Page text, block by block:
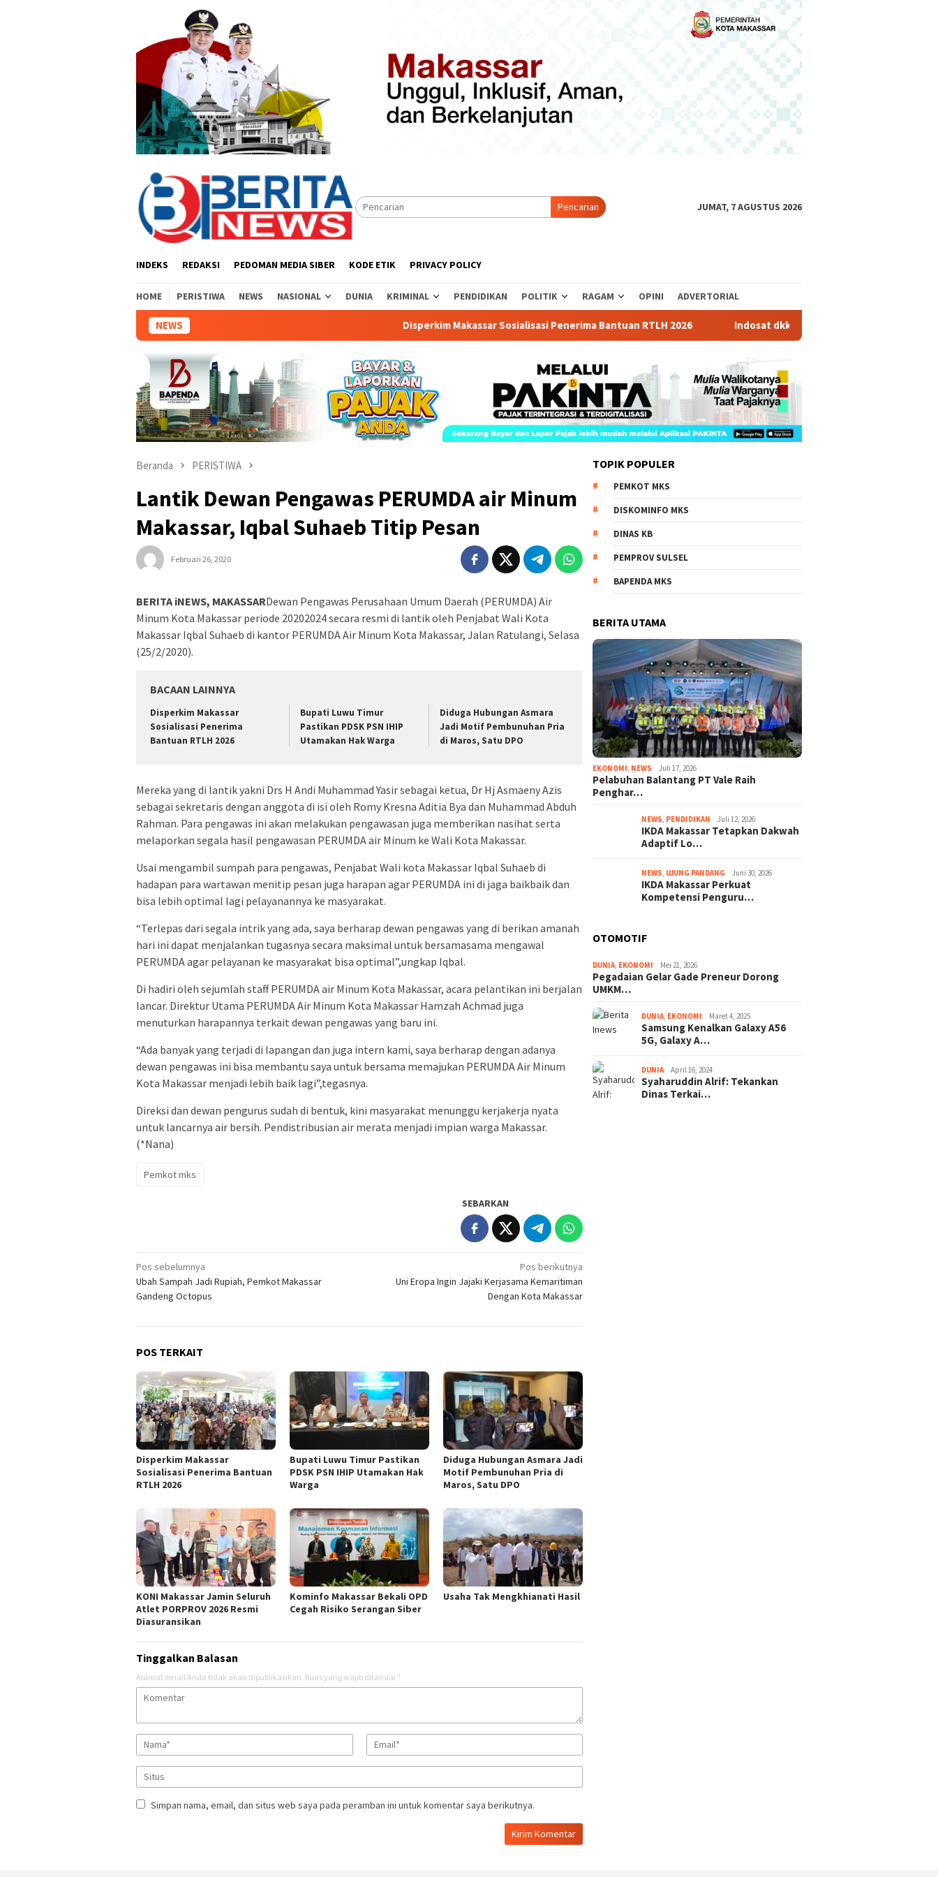
Pencarian JUMAT, 7 AGUSTUS 2026
INDEKS REDAKSI PEDOMAN MEDIA SIBER KODE ETIK PRIVACY POLICY
HOME PERISTIWA NEWS NASIONAL DUNIA KRIMINAL PENDIDIKAN POLITIK RAGAM OPINI ADVERTORIAL
NEWS Disperkim Makassar Sosialisasi Penerima Bantuan RTLH 2026 Indosat dkk Luncurkan Zankore, Hub AI Terbesar
Beranda PERISTIWA
Lantik Dewan Pengawas PERUMDA air Minum
Makassar, Iqbal Suhaeb Titip Pesan
Februari 26, 2020
BERITA iNEWS, MAKASSARDewan Pengawas Perusahaan Umum Daerah (PERUMDA) Air
Minum Kota Makassar periode 20202024 secara resmi di lantik oleh Penjabat Wali Kota
Makassar Iqbal Suhaeb di kantor PERUMDA Air Minum Kota Makassar, Jalan Ratulangi, Selasa
(25/2/2020).
BACAAN LAINNYA
Disperkim Makassar
Sosialisasi Penerima
Bantuan RTLH 2026
Bupati Luwu Timur
Pastikan PDSK PSN IHIP
Utamakan Hak Warga
Diduga Hubungan Asmara
Jadi Motif Pembunuhan Pria
di Maros, Satu DPO
Mereka yang di lantik yakni Drs H Andi Muhammad Yasir sebagai ketua, Dr Hj Asmaeny Azis
sebagai sekretaris dengan anggota di isi oleh Romy Kresna Aditia Bya dan Muhammad Abduh
Rahman. Para pengawas ini akan melakukan pengawasan juga memberikan nasihat serta
melaporkan segala hasil pengawasan PERUMDA air Minum ke Wali Kota Makassar.
Usai mengambil sumpah para pengawas, Penjabat Wali kota Makassar Iqbal Suhaeb di
hadapan para wartawan menitip pesan juga harapan agar PERUMDA ini di jaga baikbaik dan
bisa lebih optimal lagi pelayanannya ke masyarakat.
“Terlepas dari segala intrik yang ada, saya berharap dewan pengawas yang di berikan amanah
hari ini dapat menjalankan tugasnya secara maksimal untuk bersamasama mengawal
PERUMDA agar pelayanan ke masyarakat bisa optimal”,ungkap Iqbal.
Di hadiri oleh sejumlah staff PERUMDA air Minum Kota Makassar, acara pelantikan ini berjalan
lancar. Direktur Utama PERUMDA Air Minum Kota Makassar Hamzah Achmad juga
menuturkan harapannya terkait dewan pengawas yang baru ini.
“Ada banyak yang terjadi di lapangan dan juga intern kami, saya berharap dengan adanya
dewan pengawas ini bisa membantu saya untuk bersama memajukan PERUMDA Air Minum
Kota Makassar menjadi lebih baik lagi”,tegasnya.
Direksi dan dewan pengurus sudah di bentuk, kini masyarakat menunggu kerjakerja nyata
untuk lancarnya air bersih. Pendistribusian air merata menjadi impian warga Makassar.
(*Nana)
Pemkot mks
SEBARKAN
Navigasi
pos
Pos sebelumnya
Ubah Sampah Jadi Rupiah, Pemkot Makassar
Gandeng Octopus
Pos berikutnya
Uni Eropa Ingin Jajaki Kerjasama Kemaritiman
Dengan Kota Makassar
POS TERKAIT
Disperkim Makassar
Sosialisasi Penerima Bantuan
RTLH 2026
Bupati Luwu Timur Pastikan
PDSK PSN IHIP Utamakan Hak
Warga
Diduga Hubungan Asmara Jadi
Motif Pembunuhan Pria di
Maros, Satu DPO
KONI Makassar Jamin Seluruh
Atlet PORPROV 2026 Resmi
Diasuransikan
Kominfo Makassar Bekali OPD
Cegah Risiko Serangan Siber
Usaha Tak Mengkhianati Hasil
Tinggalkan Balasan
Alamat email Anda tidak akan dipublikasikan. Ruas yang wajib ditandai *
Simpan nama, email, dan situs web saya pada peramban ini untuk komentar saya berikutnya.
TOPIK POPULER
PEMKOT MKS
DISKOMINFO MKS
DINAS KB
PEMPROV SULSEL
BAPENDA MKS
BERITA UTAMA
EKONOMI, NEWS Juli 17, 2026
Pelabuhan Balantang PT Vale Raih
Penghar…
NEWS, PENDIDIKAN Juli 12, 2026
IKDA Makassar Tetapkan Dakwah
Adaptif Lo…
NEWS, UJUNG PANDANG Juni 30, 2026
IKDA Makassar Perkuat
Kompetensi Penguru…
OTOMOTIF
DUNIA, EKONOMI Mei 21, 2026
Pegadaian Gelar Gade Preneur Dorong
UMKM…
DUNIA, EKONOMI Maret 4, 2025
Samsung Kenalkan Galaxy A56
5G, Galaxy A…
DUNIA April 16, 2024
Syaharuddin Alrif: Tekankan
Dinas Terkai…